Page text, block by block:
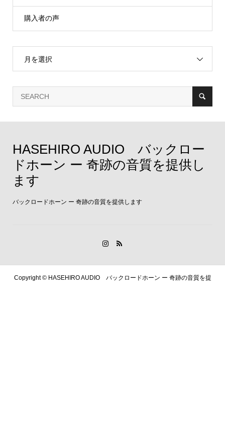
購入者の声
月を選択
HASEHIRO AUDIO バックロー
ドホーン ー 奇跡の音質を提供し
ます
バックロードホーン ー 奇跡の音質を提供します
Copyright ©HASEHIRO AUDIO バックロードホーン ー 奇跡の音質を提